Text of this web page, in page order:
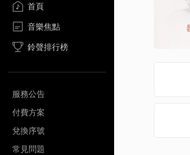
首頁
音樂焦點
鈴聲排行榜
服務公告
付費方案
兌換序號
常見問題